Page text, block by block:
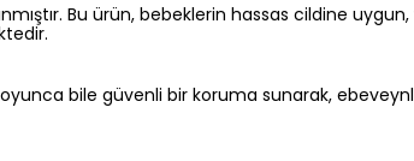
Bu ürün, bebeklerin hassas cildine
bile güvenli bir koruma sunarak,